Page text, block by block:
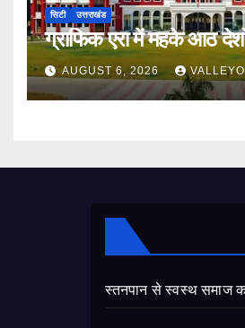
सिटी उत्तराखंड
ग्राफिक एरा में महके आठ
AUGUST 6, 2026
स्तनपान से स्वस्थ समाज